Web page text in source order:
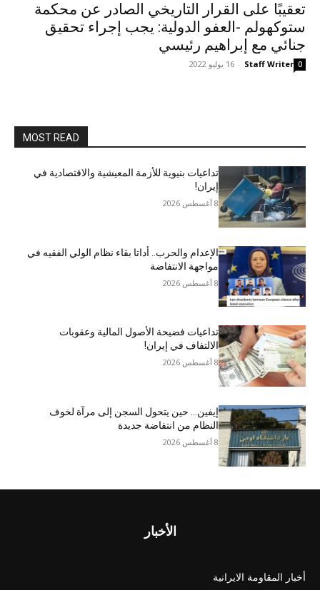
تعقيبًا على القرار التاريخي الصادر عن محكمة
ستوكهولم -العفو الدولية: يجب إجراء تحقيق
جنائي مع إبراهيم رئيسي
Staff Writer
- 16 يوليو 2022 0
MOST READ
تداعيات بنيوية للأزمة المعيشية والاقتصادية في
إيران!
8 أغسطس 2026
الإعدام والحرب.. أداتا بقاء نظام الولي الفقيه في
مواجهة الانتفاضة
8 أغسطس 2026
تداعيات فضيحة الأصول المالية وعقوبات
الالتفاف في إيران!
8 أغسطس 2026
إيفين… حين يتحول السجن إلى مرآة لخوف
النظام من انتفاضة جديدة
8 أغسطس 2026
الأخبار
أخبار المقاومة الايرانية